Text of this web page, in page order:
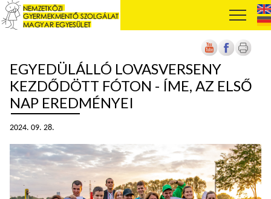
EGYEDÜLÁLLÓ LOVASVERSENY
KEZDŐDÖTT FÓTON - ÍME, AZ ELSŐ
NAP EREDMÉNYEI
2024. 09. 28.